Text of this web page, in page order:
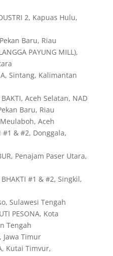
2, Kapuas Hulu,
Baru, Riau
PAYUNG MILL),
Sintang, Kalimantan
BAKTI, Aceh Selatan, NAD
Baru, Riau
Meulaboh, Aceh
#1 & #2, Donggala,
Penajam Paser Utara,
BHAKTI #1 & #2, Singkil,
Sulawesi Tengah
PESONA, Kota
Tengah
Jawa Timur
Kutai Timvur,